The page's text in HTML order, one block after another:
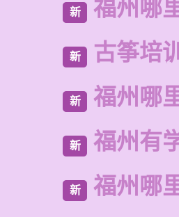
新 福州哪
新 古筝培
新 福州哪
新 福州有
新 福州哪